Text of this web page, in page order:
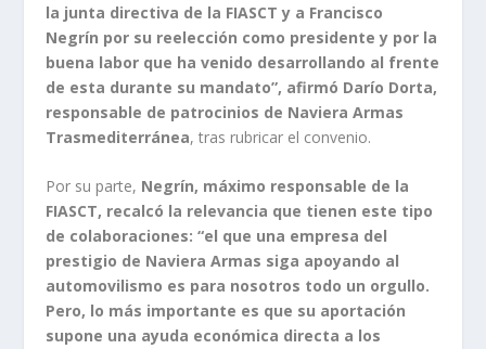
la junta directiva de la FIASCT y a Francisco
Negrín por su reelección como presidente y por la
buena labor que ha venido desarrollando al frente
de esta durante su mandato”, afirmó Darío Dorta,
responsable de patrocinios de Naviera Armas
Trasmediterránea, tras rubricar el convenio.
Por su parte, Negrín, máximo responsable de la
FIASCT, recalcó la relevancia que tienen este tipo
de colaboraciones: “el que una empresa del
prestigio de Naviera Armas siga apoyando al
automovilismo es para nosotros todo un orgullo.
Pero, lo más importante es que su aportación
supone una ayuda económica directa a los